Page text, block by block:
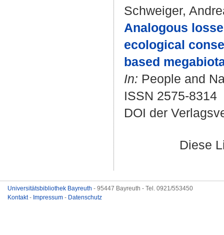
Schweiger,
Analogous
ecological
based
In: People and
ISSN 2575-8314
DOI der
Diese
Universitätsbibliothek Bayreuth - 95447 Bayreuth - Tel. 0921/553450
Kontakt- Impressum - Datenschutz